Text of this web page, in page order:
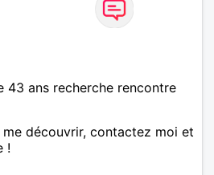
43 ans recherche rencontre
découvrir, contactez moi et
!